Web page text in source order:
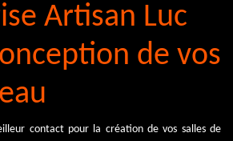
Artisan Luc
de vos
contact pour la création de vos salles de